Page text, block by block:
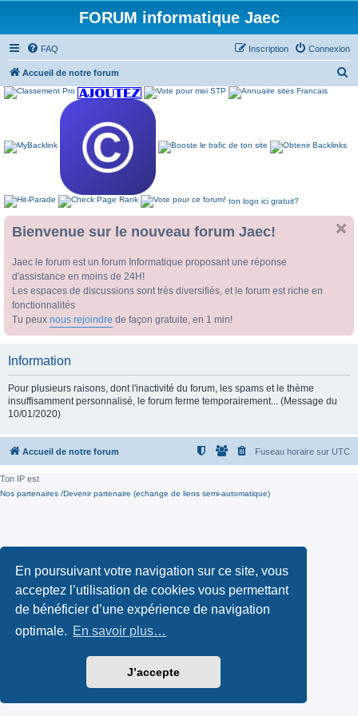
En poursuivant votre navigation sur ce site, vous
acceptez l’utilisation de cookies vous permettant
de bénéficier d’une expérience de navigation
optimale. En savoir plus…
J’accepte
FORUM informatique Jaec
FAQ Connexion
Inscription
Accueil de notre forum
ton logo ici gratuit?
Bienvenue sur le nouveau forum Jaec!
Jaec le forum est un forum Informatique proposant une réponse
d'assistance en moins de 24H!
Les espaces de discussions sont très diversifiés, et le forum est riche en
fonctionnalités
Tu peux nous rejoindre de façon gratuite, en 1 min!
Information
Pour plusieurs raisons, dont l'inactivité du forum, les spams et le thème
insuffisamment personnalisé, le forum ferme temporairement... (Message du
10/01/2020)
Accueil de notre forum Fuseau horaire sur UTC
Ton IP est
Nos partenaires /Devenir partenaire (echange de liens semi-automatique)